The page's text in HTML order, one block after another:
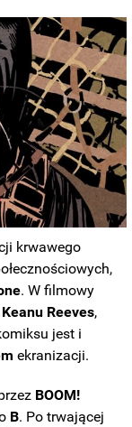
krwawego
. W filmowy
Keanu Reeves,
jest i
ekranizacji.
BOOM!
B. Po trwającej